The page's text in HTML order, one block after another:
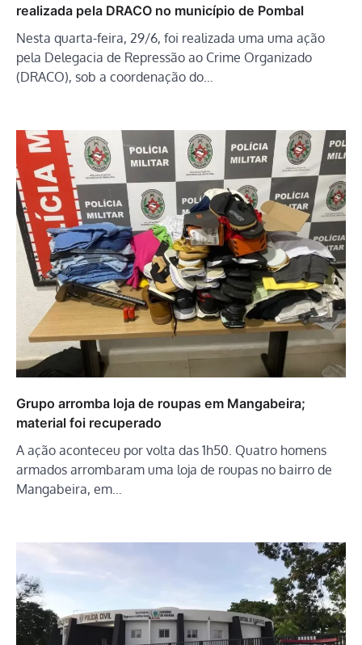
realizada pela DRACO no município de Pombal
Nesta quarta-feira, 29/6, foi realizada uma uma ação
pela Delegacia de Repressão ao Crime Organizado
(DRACO), sob a coordenação do…
Grupo arromba loja de roupas em Mangabeira;
material foi recuperado
A ação aconteceu por volta das 1h50. Quatro homens
armados arrombaram uma loja de roupas no bairro de
Mangabeira, em…